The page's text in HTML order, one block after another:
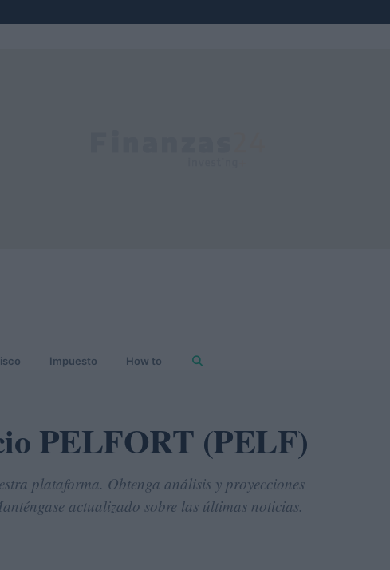
Impuesto How to
PELFORT (PELF)
plataforma. Obtenga análisis y proyecciones
actualizado sobre las últimas noticias.